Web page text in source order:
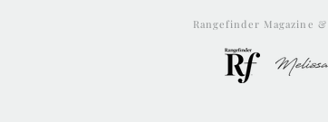
Rangefinder Magazine &